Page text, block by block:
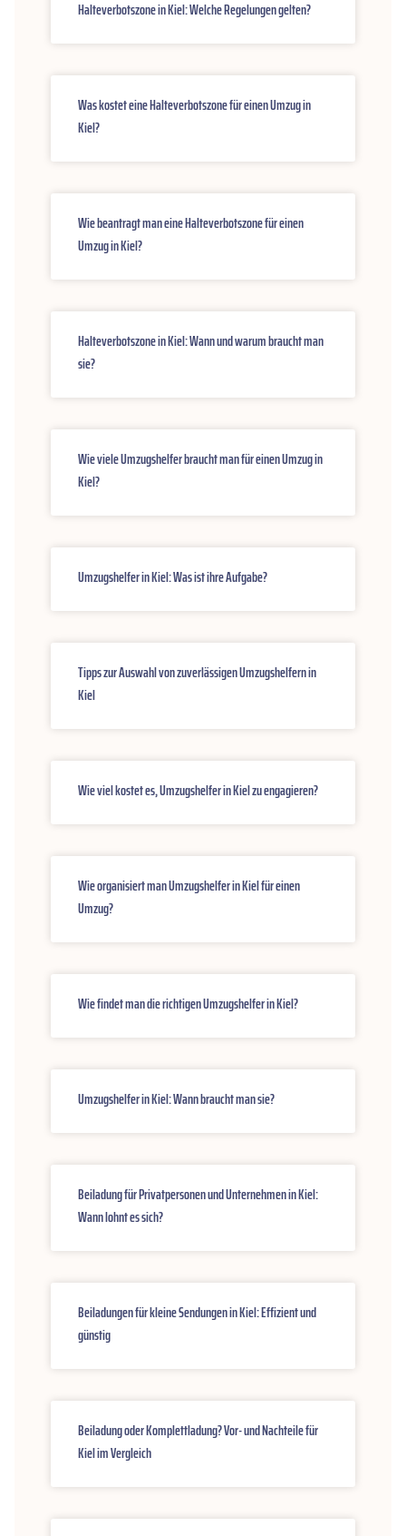
Halteverbotszone in Kiel: Welche Regelungen gelten?
Was kostet eine Halteverbotszone für einen Umzug in
Kiel?
Wie beantragt man eine Halteverbotszone für einen
Umzug in Kiel?
Halteverbotszone in Kiel: Wann und warum braucht man
sie?
Wie viele Umzugshelfer braucht man für einen Umzug in
Kiel?
Umzugshelfer in Kiel: Was ist ihre Aufgabe?
Tipps zur Auswahl von zuverlässigen Umzugshelfern in
Kiel
Wie viel kostet es, Umzugshelfer in Kiel zu engagieren?
Wie organisiert man Umzugshelfer in Kiel für einen
Umzug?
Wie findet man die richtigen Umzugshelfer in Kiel?
Umzugshelfer in Kiel: Wann braucht man sie?
Beiladung für Privatpersonen und Unternehmen in Kiel:
Wann lohnt es sich?
Beiladungen für kleine Sendungen in Kiel: Effizient und
günstig
Beiladung oder Komplettladung? Vor- und Nachteile für
Kiel im Vergleich